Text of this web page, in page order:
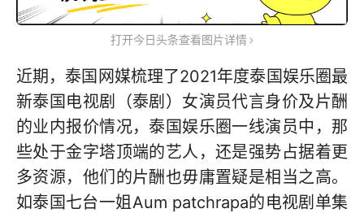
打开今日头条查看图片详情
近期，泰国网媒梳理了2021年度泰国娱乐圈最
新泰国电视剧（泰剧）女演员代言身价及片酬
的业内报价情况，泰国娱乐圈一线演员中，那
些处于金字塔顶端的艺人，还是强势占据着更
多资源，他们的片酬也毋庸置疑是相当之高。
如泰国七台一姐Aum patchrapa的电视剧单集